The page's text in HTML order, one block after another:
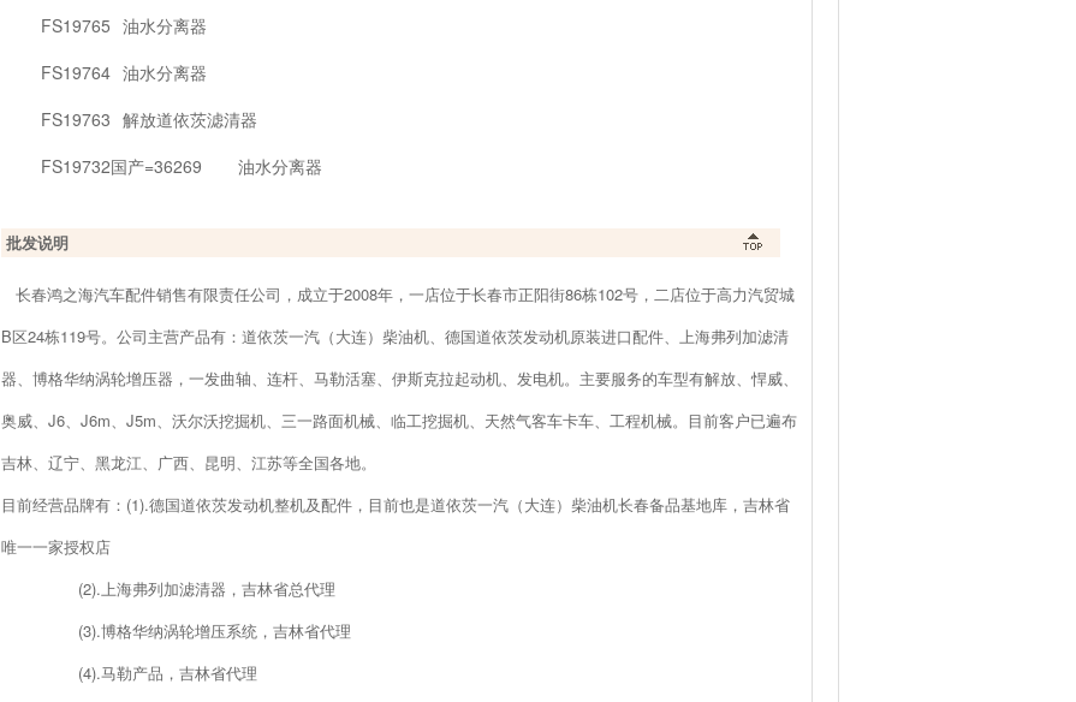
FS19765 油水分离器
FS19764 油水分离器
FS19763 解放道依茨滤清器
FS19732国产=36269
油水分离器
批发说明
长春鸿之海汽车配件销售有限责任公司，成立于2008年，一店位于长春市正阳街86栋102号，二店位于高力汽贸城
B区24栋119号。公司主营产品有：道依茨一汽（大连）柴油机、德国道依茨发动机原装进口配件、上海弗列加滤清
器、博格华纳涡轮增压器，一发曲轴、连杆、马勒活塞、伊斯克拉起动机、发电机。主要服务的车型有解放、悍威、
奥威、J6、J6m、J5m、沃尔沃挖掘机、三一路面机械、临工挖掘机、天然气客车卡车、工程机械。目前客户已遍布
吉林、辽宁、黑龙江、广西、昆明、江苏等全国各地。
目前经营品牌有：(1).德国道依茨发动机整机及配件，目前也是道依茨一汽（大连）柴油机长春备品基地库，吉林省
唯一一家授权店
(2).上海弗列加滤清器，吉林省总代理
(3).博格华纳涡轮增压系统，吉林省代理
(4).马勒产品，吉林省代理